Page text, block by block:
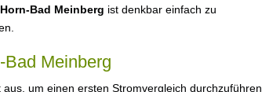
Bad Meinberg ist denkbar einfach zu
Meinberg
aus, um einen ersten Stromvergleich durchzuführen.